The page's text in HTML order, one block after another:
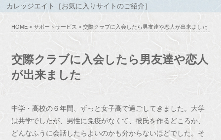
カレッジエイト［お気に入りサイトのご紹介］
HOME >サポートサービス > 交際クラブに入会したら男友達や恋人が出来ました
交際クラブに入会したら男友達や恋人
が出来ました
中学・高校の６年間、ずっと女子高で過ごしてきました。大学
は共学でしたが、男性に免疫がなくて、彼氏を作るどころか、
どんなふうに会話したらよいのかも分からないほどでした。そ